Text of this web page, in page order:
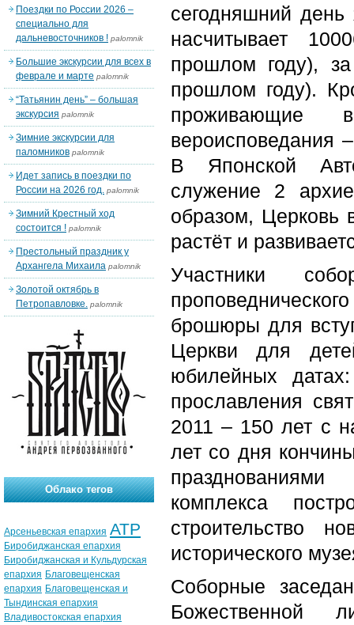
сегодняшний
насчитывает
прошлом году),
прошлом году).
проживающие
вероисповедания
В Японской
служение 2
образом, Церковь
растёт и
Участники
брошюры для
Церкви для
юбилейных
прославления
2011 – 150 лет с
лет со дня
комплекса
строительство
исторического
Соборные
Божественной
Поездки по России 2026 –
специально для
дальневосточников ! palomnik
Большие экскурсии для всех в
феврале и марте palomnik
“Татьянин день” – большая
экскурсия palomnik
Зимние экскурсии для
паломников palomnik
Идет запись в поездки по
России на 2026 год. palomnik
Зимний Крестный ход
состоится ! palomnik
Престольный праздник у
Архангела Михаила palomnik
Золотой октябрь в
Петропавловке. palomnik
Облако тегов
Арсеньевская епархия АТР
Биробиджанская епархия
Биробиджанская и Кульдурская
епархия Благовещенская
епархия Благовещенская и
Тындинская епархия
Владивостокская епархия